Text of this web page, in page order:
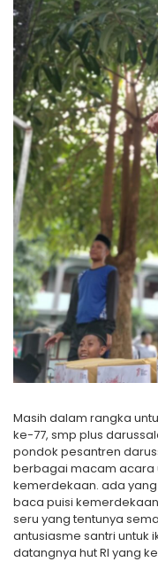
Masih dalam rangka
ke-77, smp plus
pondok pesantren
berbagai macam acara
kemerdekaan. ada
baca puisi
seru yang tentunya
antusiasme santri untuk
datangnya hut RI yang